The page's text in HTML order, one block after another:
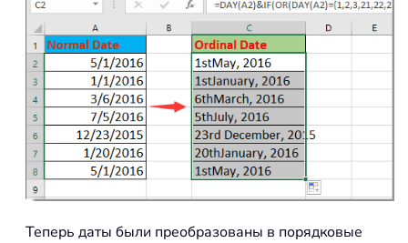
Теперь даты были преобразованы в порядковые